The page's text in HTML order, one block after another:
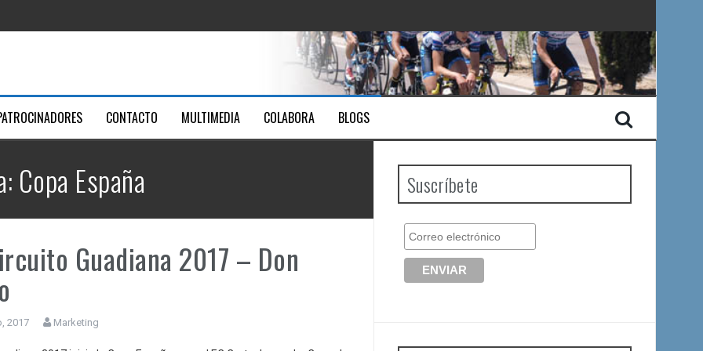
CONTACTO MULTIMEDIA COLABORA BLOGS
Copa España
Guadiana 2017 – Don
2017 Marketing
Suscríbete